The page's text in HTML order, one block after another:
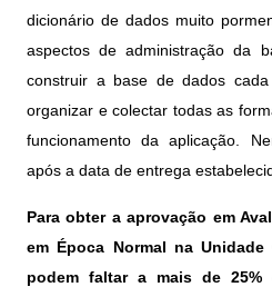
dicionário de dados muito
aspectos de administração da
construir a base de dados
organizar e colectar todas as
funcionamento da aplicação.
após a data de entrega
Para obter a aprovação em
em Época Normal na
podem faltar a mais de 25%